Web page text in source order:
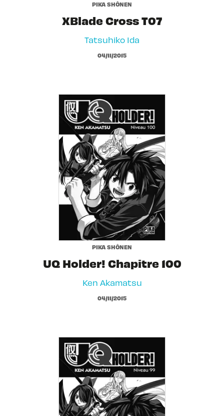
PIKA SHÔNEN
XBlade Cross T07
Tatsuhiko Ida
04/11/2015
PIKA SHÔNEN
UQ Holder! Chapitre 100
Ken Akamatsu
04/11/2015